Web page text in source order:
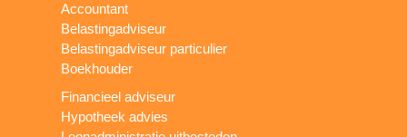
Accountant
Belastingadviseur
Belastingadviseur particulier
Boekhouder
Financieel adviseur
Hypotheek advies